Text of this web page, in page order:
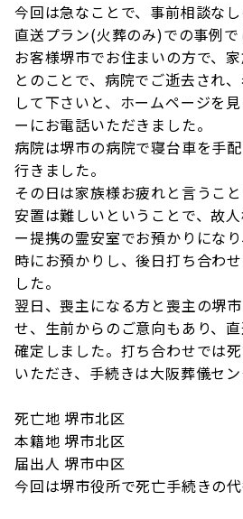
今回は急なことで、事前相談な
直送プラン(火葬のみ)での事例で
お客様堺市でお住まいの方で、
とのことで、病院でご逝去され
して下さいと、ホームページを
ーにお電話いただきました。
病院は堺市の病院で寝台車を手
行きました。
その日は家族様お疲れと言うこ
安置は難しいということで、故
ー提携の霊安室でお預かりにな
時にお預かりし、後日打ち合わ
した。
翌日、喪主になる方と喪主の堺
せ、生前からのご意向もあり、
確定しました。打ち合わせでは
いただき、手続きは大阪葬儀セン
死亡地 堺市北区
本籍地 堺市北区
届出人 堺市中区
今回は堺市役所で死亡手続きの代